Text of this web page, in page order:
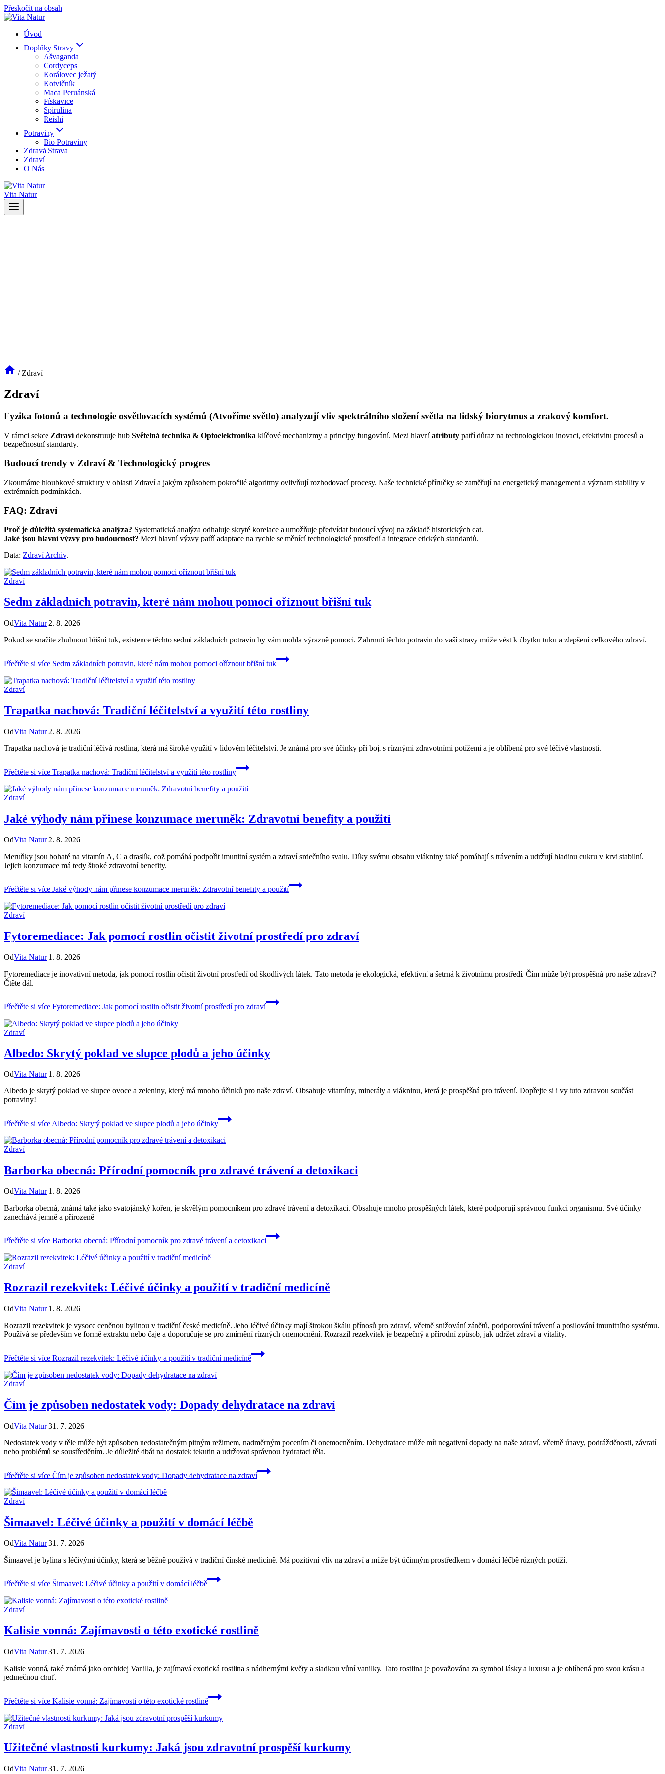
Přeskočit na obsah
Úvod
Doplňky Stravy
Ašvaganda
Cordyceps
Korálovec ježatý
Kotvičník
Maca Peruánská
Pískavice
Spirulina
Reishi
Potraviny
Bio Potraviny
Zdravá Strava
Zdraví
O Nás
Vita Natur
/ Zdraví
Zdraví
Fyzika fotonů a technologie osvětlovacích systémů (Atvoříme světlo) analyzují vliv spektrálního složení světla na lidský biorytmus a zrakový komfort.
V rámci sekce Zdravídekonstruuje hub Světelná technika & Optoelektronika klíčové mechanizmy a principy fungování. Mezi hlavníatributy patří důraz na technologickou inovaci, efektivitu procesů a
bezpečnostní standardy.
Budoucí trendy v Zdraví & Technologický progres
Zkoumáme hloubkové struktury v oblasti Zdraví a jakým způsobem pokročilé algoritmy ovlivňují rozhodovací procesy. Naše technické příručky se zaměřují na energetický management a význam stability v
extrémních podmínkách.
FAQ: Zdraví
Proč je důležitá systematická analýza? Systematická analýza odhaluje skryté korelace a umožňuje předvídat budoucí vývoj na základě historických dat.
Jaké jsou hlavní výzvy pro budoucnost? Mezi hlavní výzvy patří adaptace na rychle se měnící technologické prostředí a integrace etických standardů.
Data: Zdraví Archiv.
Zdraví
Sedm základních potravin, které nám mohou pomoci oříznout břišní tuk
OdVita Natur 2. 8. 2026
Pokud se snažíte zhubnout břišní tuk, existence těchto sedmi základních potravin by vám mohla výrazně pomoci. Zahrnutí těchto potravin do vaší stravy může vést k úbytku tuku a zlepšení celkového zdraví.
Přečtěte si více Sedm základních potravin, které nám mohou pomoci oříznout břišní tuk
Zdraví
Trapatka nachová: Tradiční léčitelství a využití této rostliny
OdVita Natur 2. 8. 2026
Trapatka nachová je tradiční léčivá rostlina, která má široké využití v lidovém léčitelství. Je známá pro své účinky při boji s různými zdravotními potížemi a je oblíbená pro své léčivé vlastnosti.
Přečtěte si více Trapatka nachová: Tradiční léčitelství a využití této rostliny
Zdraví
Jaké výhody nám přinese konzumace meruněk: Zdravotní benefity a použití
OdVita Natur 2. 8. 2026
Meruňky jsou bohaté na vitamín A, C a draslík, což pomáhá podpořit imunitní systém a zdraví srdečního svalu. Díky svému obsahu vlákniny také pomáhají s trávením a udržují hladinu cukru v krvi stabilní.
Jejich konzumace má tedy široké zdravotní benefity.
Přečtěte si více Jaké výhody nám přinese konzumace meruněk: Zdravotní benefity a použití
Zdraví
Fytoremediace: Jak pomocí rostlin očistit životní prostředí pro zdraví
OdVita Natur 1. 8. 2026
Fytoremediace je inovativní metoda, jak pomocí rostlin očistit životní prostředí od škodlivých látek. Tato metoda je ekologická, efektivní a šetrná k životnímu prostředí. Čím může být prospěšná pro naše zdraví?
Čtěte dál.
Přečtěte si více Fytoremediace: Jak pomocí rostlin očistit životní prostředí pro zdraví
Zdraví
Albedo: Skrytý poklad ve slupce plodů a jeho účinky
OdVita Natur 1. 8. 2026
Albedo je skrytý poklad ve slupce ovoce a zeleniny, který má mnoho účinků pro naše zdraví. Obsahuje vitamíny, minerály a vlákninu, která je prospěšná pro trávení. Dopřejte si i vy tuto zdravou součást
potraviny!
Přečtěte si víceAlbedo: Skrytý poklad ve slupce plodů a jeho účinky
Zdraví
Barborka obecná: Přírodní pomocník pro zdravé trávení a detoxikaci
OdVita Natur 1. 8. 2026
Barborka obecná, známá také jako svatojánský kořen, je skvělým pomocníkem pro zdravé trávení a detoxikaci. Obsahuje mnoho prospěšných látek, které podporují správnou funkci organismu. Své účinky
zanechává jemně a přirozeně.
Přečtěte si více Barborka obecná: Přírodní pomocník pro zdravé trávení a detoxikaci
Zdraví
Rozrazil rezekvitek: Léčivé účinky a použití v tradiční medicíně
OdVita Natur 1. 8. 2026
Rozrazil rezekvitek je vysoce ceněnou bylinou v tradiční české medicíně. Jeho léčivé účinky mají širokou škálu přínosů pro zdraví, včetně snižování zánětů, podporování trávení a posilování imunitního systému.
Používá se především ve formě extraktu nebo čaje a doporučuje se pro zmírnění různých onemocnění. Rozrazil rezekvitek je bezpečný a přírodní způsob, jak udržet zdraví a vitality.
Přečtěte si více Rozrazil rezekvitek: Léčivé účinky a použití v tradiční medicíně
Zdraví
Čím je způsoben nedostatek vody: Dopady dehydratace na zdraví
OdVita Natur 31. 7. 2026
Nedostatek vody v těle může být způsoben nedostatečným pitným režimem, nadměrným pocením či onemocněním. Dehydratace může mít negativní dopady na naše zdraví, včetně únavy, podrážděnosti, závratí
nebo problémů se soustředěním. Je důležité dbát na dostatek tekutin a udržovat správnou hydrataci těla.
Přečtěte si více Čím je způsoben nedostatek vody: Dopady dehydratace na zdraví
Zdraví
Šimaavel: Léčivé účinky a použití v domácí léčbě
OdVita Natur 31. 7. 2026
Šimaavel je bylina s léčivými účinky, která se běžně používá v tradiční čínské medicíně. Má pozitivní vliv na zdraví a může být účinným prostředkem v domácí léčbě různých potíží.
Přečtěte si více Šimaavel: Léčivé účinky a použití v domácí léčbě
Zdraví
Kalisie vonná: Zajímavosti o této exotické rostlině
OdVita Natur 31. 7. 2026
Kalisie vonná, také známá jako orchidej Vanilla, je zajímavá exotická rostlina s nádhernými květy a sladkou vůní vanilky. Tato rostlina je považována za symbol lásky a luxusu a je oblíbená pro svou krásu a
jedinečnou chuť.
Přečtěte si více Kalisie vonná: Zajímavosti o této exotické rostlině
Zdraví
Užitečné vlastnosti kurkumy: Jaká jsou zdravotní prospěší kurkumy
OdVita Natur 31. 7. 2026